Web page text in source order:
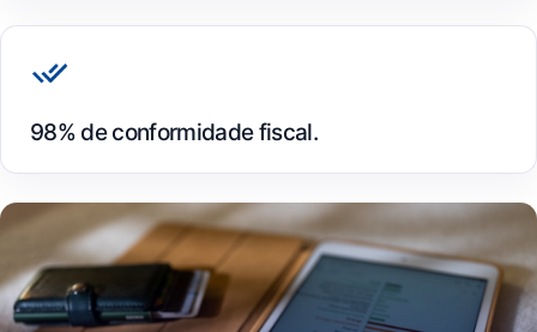
98% de conformidade fiscal.